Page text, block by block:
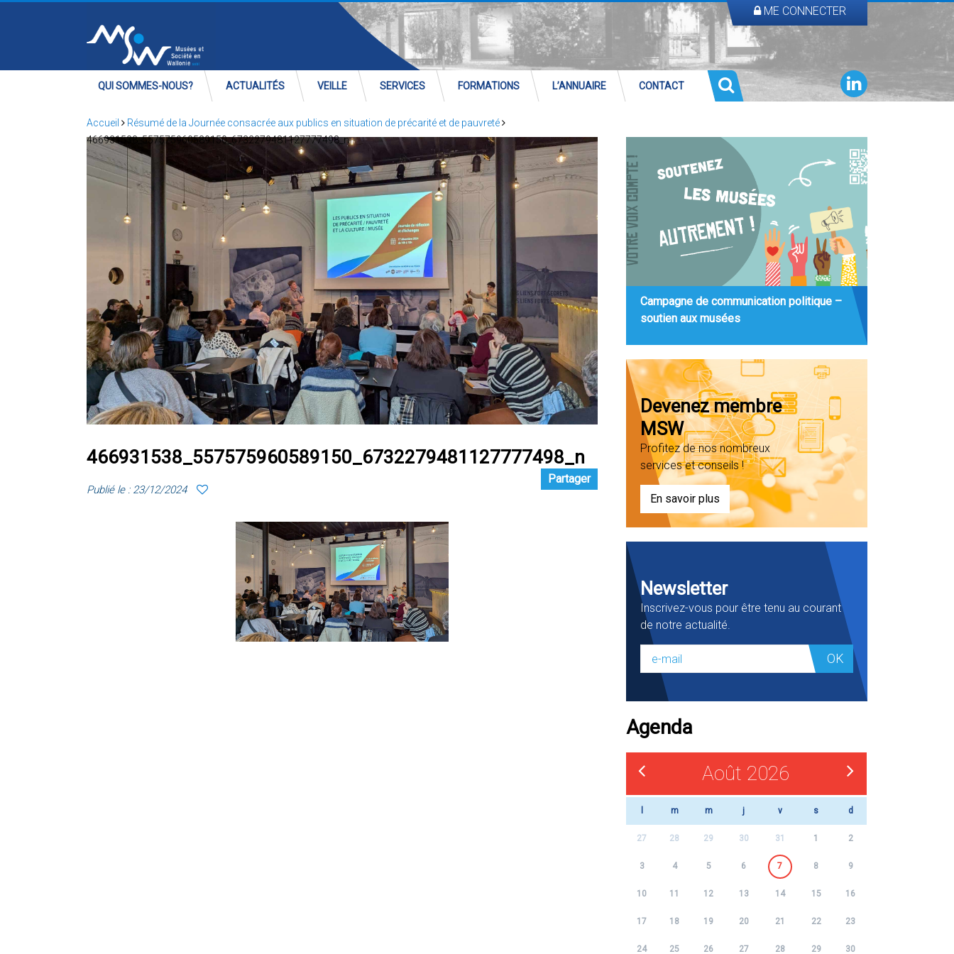
ME CONNECTER
QUI SOMMES-NOUS? ACTUALITÉS VEILLE SERVICES FORMATIONS L’ANNUAIRE CONTACT
Accueil
Résumé de la Journée consacrée aux publics en situation de précarité et de pauvreté
466931538_557575960589150_6732279481127777498_n
466931538_557575960589150_6732279481127777498_n
Publié le : 23/12/2024
Partager
Campagne de communication politique –
soutien aux musées
Devenez membre
MSW
Profitez de nos nombreux
services et conseils !
En savoir plus
Newsletter
Inscrivez-vous pour être tenu au courant
de notre actualité.
OK
Agenda
Août 2026
m m j v s d
27 28 29 30 31 1 2
3 4 5 6 7 8 9
10 11 12 13 14 15 16
17 18 19 20 21 22 23
24 25 26 27 28 29 30